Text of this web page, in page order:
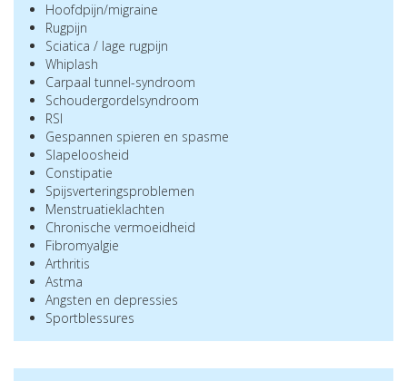
Hoofdpijn/migraine
Rugpijn
Sciatica / lage rugpijn
Whiplash
Carpaal tunnel-syndroom
Schoudergordelsyndroom
RSI
Gespannen spieren en spasme
Slapeloosheid
Constipatie
Spijsverteringsproblemen
Menstruatieklachten
Chronische vermoeidheid
Fibromyalgie
Arthritis
Astma
Angsten en depressies
Sportblessures